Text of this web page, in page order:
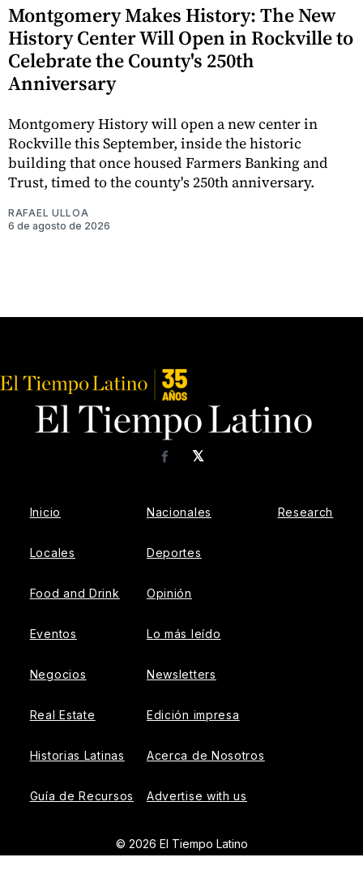
Montgomery Makes History: The New
History Center Will Open in Rockville to
Celebrate the County's 250th
Anniversary
Montgomery History will open a new center in
Rockville this September, inside the historic
building that once housed Farmers Banking and
Trust, timed to the county's 250th anniversary.
RAFAEL ULLOA
6 de agosto de 2026
𝕏
Facebook
Inicio
Locales
Food and Drink
Eventos
Negocios
Real Estate
Historias Latinas
Guía de Recursos
Nacionales
Deportes
Opinión
Lo más leído
Newsletters
Edición impresa
Acerca de Nosotros
Advertise with us
Research
© 2026 El Tiempo Latino